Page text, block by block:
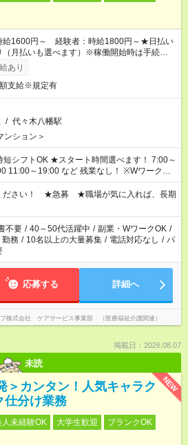
給1600円～ 経験者：時給1800円～★日払い
（月払いも選べます）※稼働開始時は手続き完
なります。
あり
支給※規定有
/ 代々木八幡駅
ンション＞
ト時間選べます！ 7:00～
～19:00 など 残業なし！ ※Wワークの
合わせ週40時間超の就業はご案内できませ
週20時間以上勤務は社会保険への加入対象
派遣法（日雇い派遣の原則禁止）により、
業はご案内が難しい場合があります
ださい！ ★急募 ★職場が気に入れば、長期
不要 / 40～50代活躍中 / 副業・WワークOK /
勤務 / 10名以上の大量募集 / 電話対応なし / パ
応募する 詳細へ
株式会社 ケアサービス事業部 （医療福祉介護関連）
掲載日：2026.08.07
未読
NEW
＞カンタン！人気キャラク
仕分け業務
人未経験OK 大学生歓迎
ブランクOK